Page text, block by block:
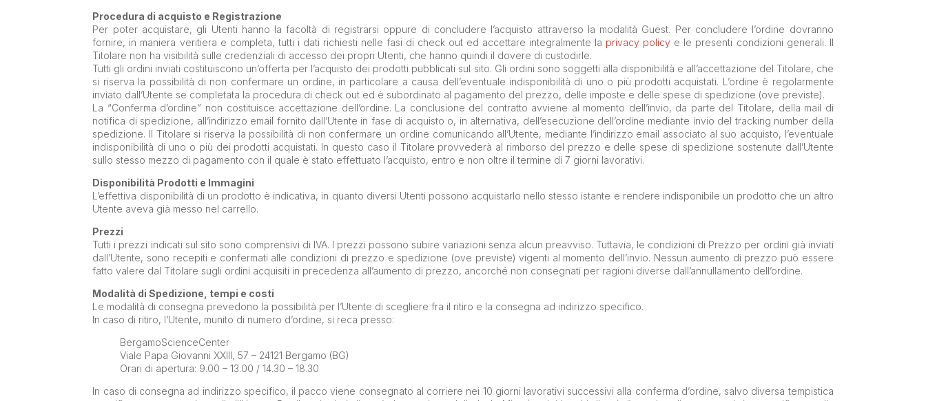
Procedura di acquisto e Registrazione
Per poter acquistare, gli Utenti hanno la facoltà di registrarsi oppure di concludere l’acquisto attraverso la modalità Guest. Per concludere l’ordine dovranno
fornire, in maniera veritiera e completa, tutti i dati richiesti nelle fasi di check out ed accettare integralmente la privacy policy e le presenti condizioni generali. Il
Titolare non ha visibilità sulle credenziali di accesso dei propri Utenti, che hanno quindi il dovere di custodirle.
Tutti gli ordini inviati costituiscono un’offerta per l’acquisto dei prodotti pubblicati sul sito. Gli ordini sono soggetti alla disponibilità e all’accettazione del Titolare, che
si riserva la possibilità di non confermare un ordine, in particolare a causa dell’eventuale indisponibilità di uno o più prodotti acquistati. L’ordine è regolarmente
inviato dall’Utente se completata la procedura di check out ed è subordinato al pagamento del prezzo, delle imposte e delle spese di spedizione (ove previste).
La “Conferma d’ordine” non costituisce accettazione dell’ordine. La conclusione del contratto avviene al momento dell’invio, da parte del Titolare, della mail di
notifica di spedizione, all’indirizzo email fornito dall’Utente in fase di acquisto o, in alternativa, dell’esecuzione dell’ordine mediante invio del tracking number della
spedizione. Il Titolare si riserva la possibilità di non confermare un ordine comunicando all’Utente, mediante l’indirizzo email associato al suo acquisto, l’eventuale
indisponibilità di uno o più dei prodotti acquistati. In questo caso il Titolare provvederà al rimborso del prezzo e delle spese di spedizione sostenute dall’Utente
sullo stesso mezzo di pagamento con il quale è stato effettuato l’acquisto, entro e non oltre il termine di 7 giorni lavorativi.
Disponibilità Prodotti e Immagini
L’effettiva disponibilità di un prodotto è indicativa, in quanto diversi Utenti possono acquistarlo nello stesso istante e rendere indisponibile un prodotto che un altro
Utente aveva già messo nel carrello.
Prezzi
Tutti i prezzi indicati sul sito sono comprensivi di IVA. I prezzi possono subire variazioni senza alcun preavviso. Tuttavia, le condizioni di Prezzo per ordini già inviati
dall’Utente, sono recepiti e confermati alle condizioni di prezzo e spedizione (ove previste) vigenti al momento dell’invio. Nessun aumento di prezzo può essere
fatto valere dal Titolare sugli ordini acquisiti in precedenza all’aumento di prezzo, ancorché non consegnati per ragioni diverse dall’annullamento dell’ordine.
Modalità di Spedizione, tempi e costi
Le modalità di consegna prevedono la possibilità per l’Utente di scegliere fra il ritiro e la consegna ad indirizzo specifico.
In caso di ritiro, l’Utente, munito di numero d’ordine, si reca presso:
BergamoScienceCenter
Viale Papa Giovanni XXIII, 57 – 24121 Bergamo (BG)
Orari di apertura: 9.00 – 13.00 / 14.30 – 18.30
In caso di consegna ad indirizzo specifico, il pacco viene consegnato al corriere nei 10 giorni lavorativi successivi alla conferma d’ordine, salvo diversa tempistica